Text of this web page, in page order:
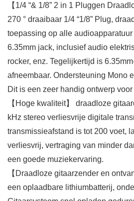
【1/4 “& 1/8” 2 in 1 Pluggen
270 ° draaibaar 1/4 “1/8” Plug,
toepassing op alle audioapparatuur
6.35mm jack, inclusief audio
rocker, enz. Tegelijkertijd is
afneembaar. Ondersteuning Mono
Dit is een zeer handig ontwerp
【Hoge kwaliteit】 draadloze
kHz stereo verliesvrije digitale
transmissieafstand is tot 200 voet,
verliesvrij, vertraging van minder
een goede muziekervaring.
【Draadloze gitaarzender en
een oplaadbare lithiumbatterij,